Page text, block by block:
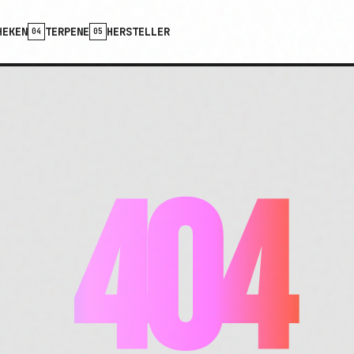
04 TERPENE 05 HERSTELLER
404